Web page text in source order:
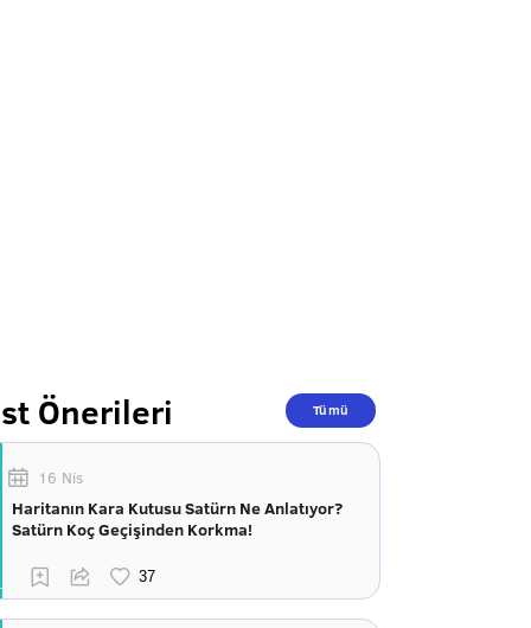
Önerileri Tümü
16 Nis
Haritanın Kara Kutusu Satürn Ne Anlatıyor?
Satürn Koç Geçişinden Korkma!